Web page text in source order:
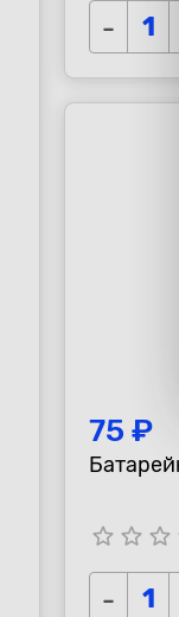
-
75 ₽
star_border star_border star_border
-